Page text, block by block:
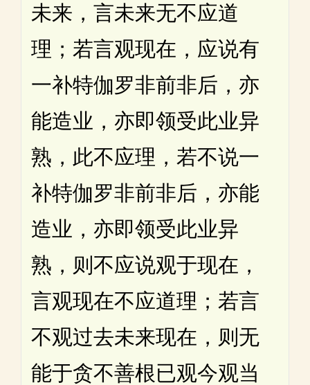
未来，言未来无不应道
理；若言观现在，应说有
一补特伽罗非前非后，亦
能造业，亦即领受此业异
熟，此不应理，若不说一
补特伽罗非前非后，亦能
造业，亦即领受此业异
熟，则不应说观于现在，
言观现在不应道理；若言
不观过去未来现在，则无
能于贪不善根已观今观当